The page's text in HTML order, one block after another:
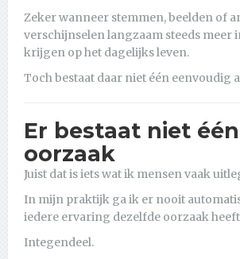
Zeker wanneer stemmen, beelden of
verschijnselen langzaam steeds meer
krijgen op het dagelijks leven.
Toch bestaat daar niet één eenvoudig
Er bestaat niet één
oorzaak
Juist dat is iets wat ik mensen vaak
In mijn praktijk ga ik er nooit
iedere ervaring dezelfde oorzaak
Integendeel.